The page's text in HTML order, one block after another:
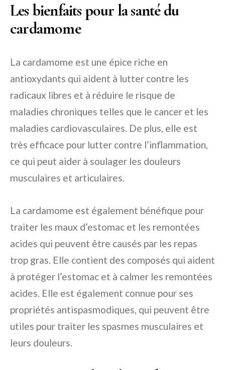
Les bienfaits pour la santé du
cardamome
La cardamome est une épice riche en
antioxydants qui aident à lutter contre les
radicaux libres et à réduire le risque de
maladies chroniques telles que le cancer et les
maladies cardiovasculaires. De plus, elle est
très efficace pour lutter contre l’inflammation,
ce qui peut aider à soulager les douleurs
musculaires et articulaires.
La cardamome est également bénéfique pour
traiter les maux d’estomac et les remontées
acides qui peuvent être causés par les repas
trop gras. Elle contient des composés qui aident
à protéger l’estomac et à calmer les remontées
acides. Elle est également connue pour ses
propriétés antispasmodiques, qui peuvent être
utiles pour traiter les spasmes musculaires et
leurs douleurs.